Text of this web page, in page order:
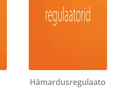
Hämardusregulaato